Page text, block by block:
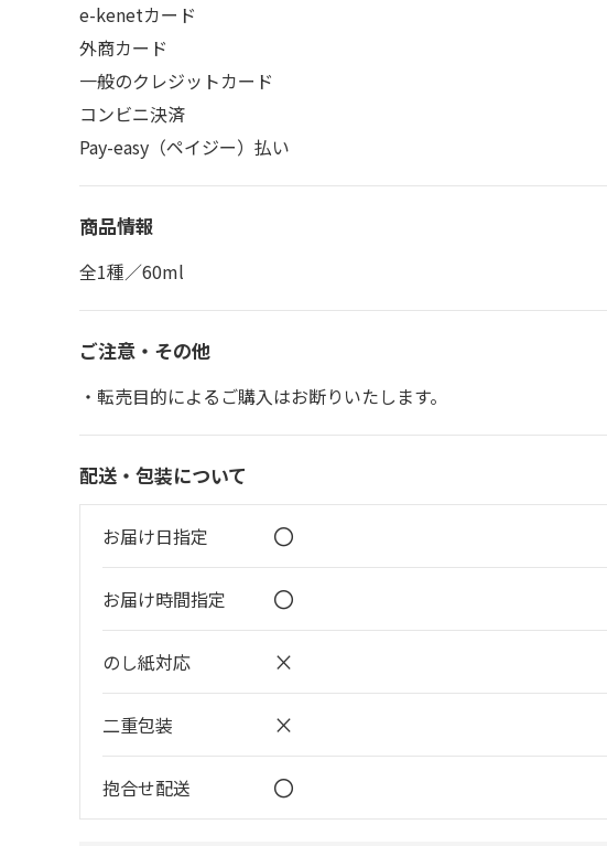
e-kenetカード
外商カード
一般のクレジットカード
コンビニ決済
Pay-easy（ペイジー）払い
商品情報
全1種／60ml
ご注意・その他
・転売目的によるご購入はお断りいたします。
配送・包装について
お届け日指定 〇
お届け時間指定 〇
のし紙対応 ×
二重包装 ×
抱合せ配送 〇